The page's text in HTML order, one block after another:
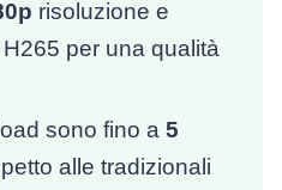
risoluzione e
per una qualità
sono fino a5
alle tradizionali